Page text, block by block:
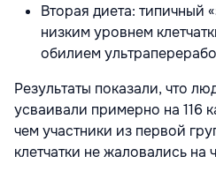
Вторая диета: типичный
низким уровнем
обилием
Результаты показали, что
усваивали примерно на 116
чем участники из первой
клетчатки не жаловались на